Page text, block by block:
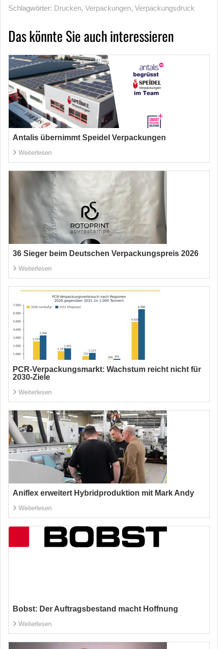
Schlagwörter: Drucken, Verpackungen, Verpackungsdruck
Das könnte Sie auch interessieren
Antalis übernimmt Speidel Verpackungen
Weiterlesen
36 Sieger beim Deutschen Verpackungspreis 2026
Weiterlesen
PCR-Verpackungsmarkt: Wachstum reicht nicht für
2030-Ziele
Weiterlesen
Aniflex erweitert Hybridproduktion mit Mark Andy
Weiterlesen
Bobst: Der Auftragsbestand macht Hoffnung
Weiterlesen